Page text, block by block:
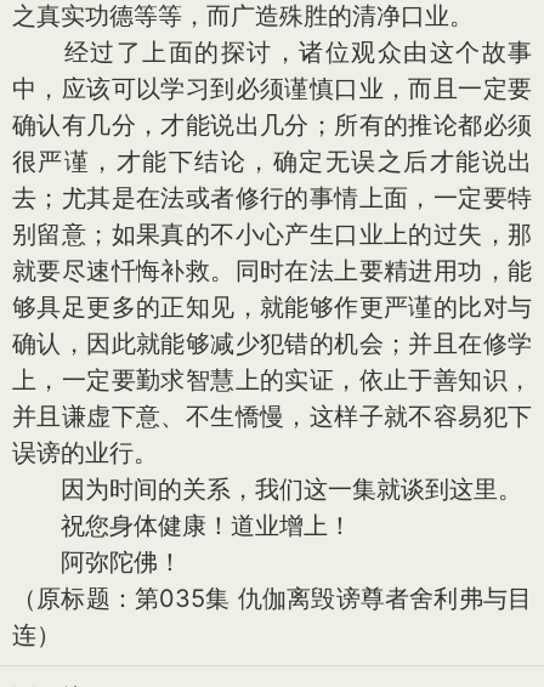
之真实功德等等，而广造殊胜的清净口业。
经过了上面的探讨，诸位观众由这个故事
中，应该可以学习到必须谨慎口业，而且一定要
确认有几分，才能说出几分；所有的推论都必须
很严谨，才能下结论，确定无误之后才能说出
去；尤其是在法或者修行的事情上面，一定要特
别留意；如果真的不小心产生口业上的过失，那
就要尽速忏悔补救。同时在法上要精进用功，能
够具足更多的正知见，就能够作更严谨的比对与
确认，因此就能够减少犯错的机会；并且在修学
上，一定要勤求智慧上的实证，依止于善知识，
并且谦虚下意、不生憍慢，这样子就不容易犯下
误谤的业行。
因为时间的关系，我们这一集就谈到这里。
祝您身体健康！道业增上！
阿弥陀佛！
（原标题：第035集 仇伽离毁谤尊者舍利弗与目
连）